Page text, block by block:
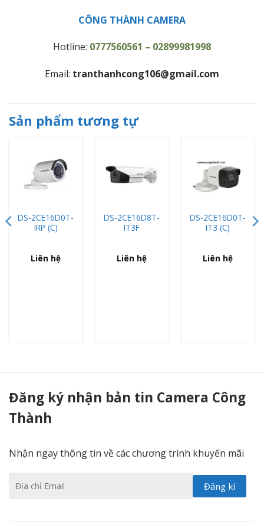
CÔNG THÀNH CAMERA
Hotline: 0777560561 – 02899981998
Email: tranthanhcong106@gmail.com
Sản phẩm tương tự
DS-2CE16D0T-
IRP (C)
Liên hệ
DS-2CE16D8T-
IT3F
Liên hệ
DS-2CE16D0T-
IT3 (C)
Liên hệ
Đăng ký nhận bản tin Camera Công
Thành
Nhận ngay thông tin về các chương trình khuyến mãi